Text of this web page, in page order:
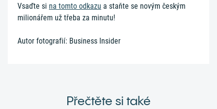
Vsaďte si na tomto odkazu a staňte se novým českým
milionářem už třeba za minutu!
Autor fotografií: Business Insider
Přečtěte si také